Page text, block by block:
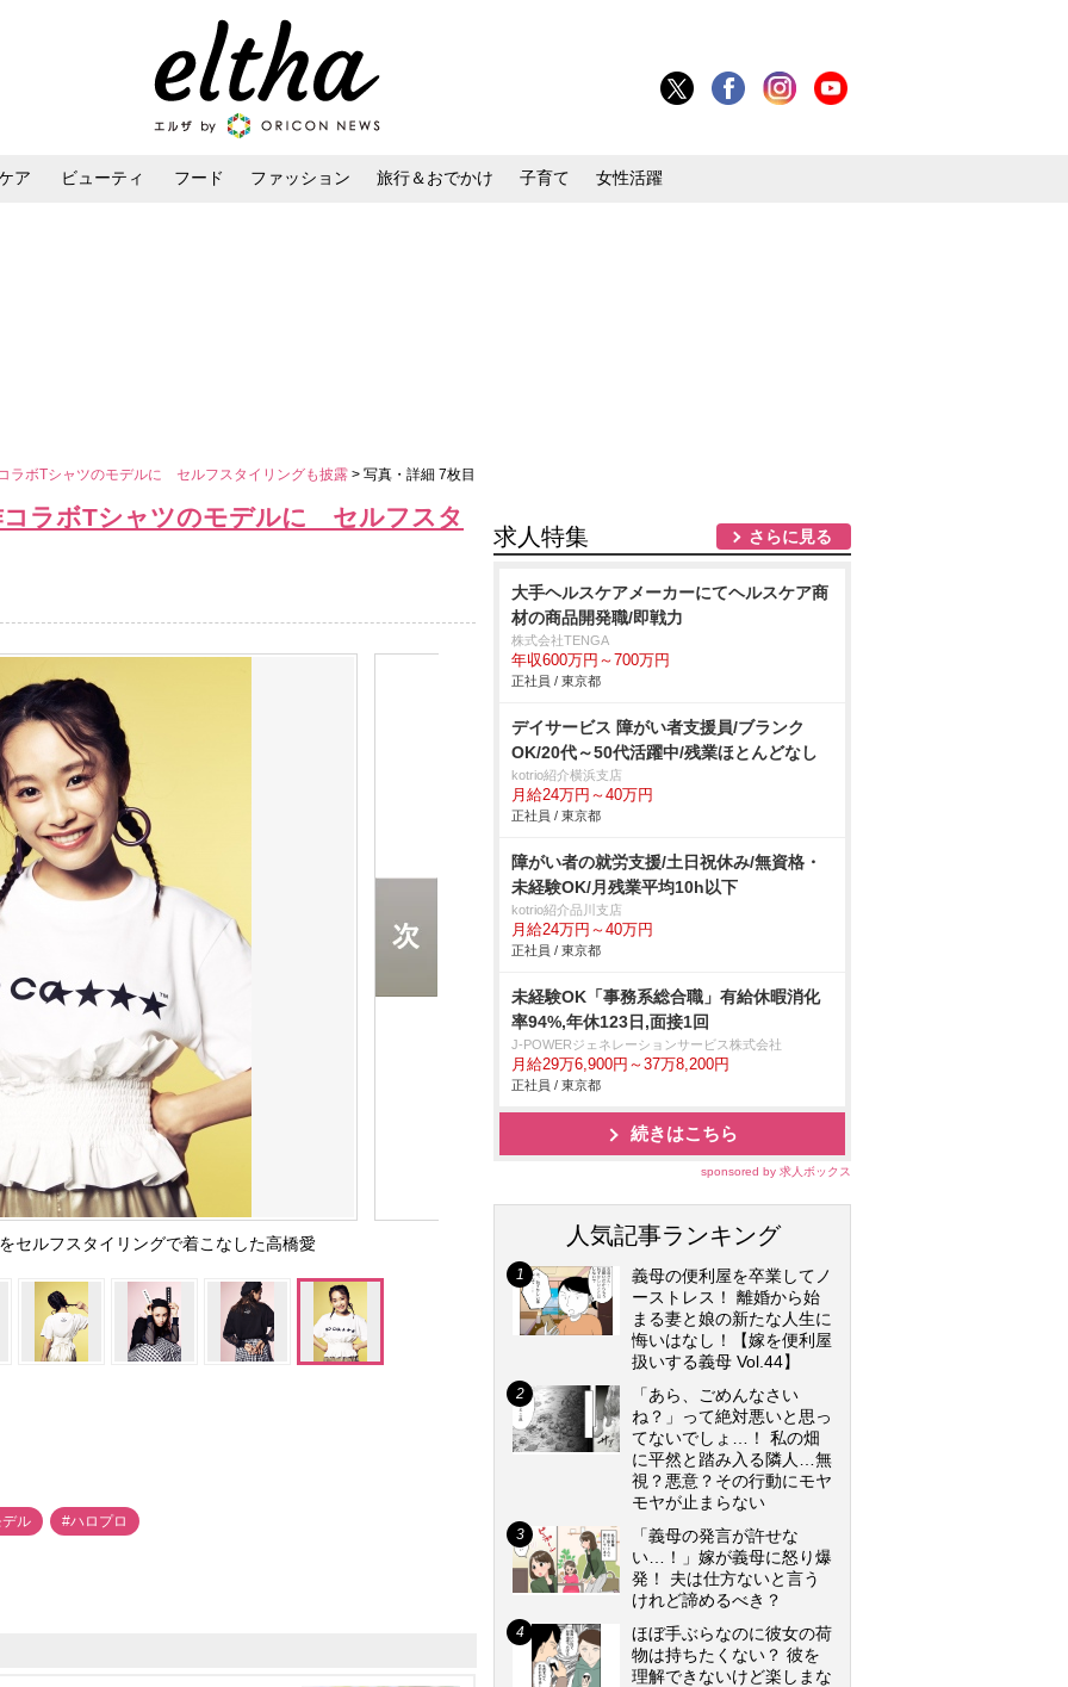
ア ビューティ フード ファッション 旅行＆おでかけ 子育て 女性活躍
ラボTシャツのモデルに セルフスタイリングも披露 > 写真・詳細 7枚目
コラボTシャツのモデルに セルフスタ
セルフスタイリングで着こなした高橋愛
ル #ハロプロ
求人特集 さらに見る
大手ヘルスケアメーカーにてヘルスケア商
材の商品開発職/即戦力
株式会社TENGA
年収600万円～700万円
正社員 / 東京都
デイサービス 障がい者支援員/ブランク
OK/20代～50代活躍中/残業ほとんどなし
kotrio紹介横浜支店
月給24万円～40万円
正社員 / 東京都
障がい者の就労支援/土日祝休み/無資格・
未経験OK/月残業平均10h以下
kotrio紹介品川支店
月給24万円～40万円
正社員 / 東京都
未経験OK「事務系総合職」有給休暇消化
率94%,年休123日,面接1回
J-POWERジェネレーションサービス株式会社
月給29万6,900円～37万8,200円
正社員 / 東京都
続きはこちら
sponsored by 求人ボックス
人気記事ランキング
義母の便利屋を卒業してノ
ーストレス！ 離婚から始
まる妻と娘の新たな人生に
悔いはなし！【嫁を便利屋
扱いする義母 Vol.44】
「あら、ごめんなさい
ね？」って絶対悪いと思っ
てないでしょ…！ 私の畑
に平然と踏み入る隣人…無
視？悪意？その行動にモヤ
モヤが止まらない
「義母の発言が許せな
い…！」嫁が義母に怒り爆
発！ 夫は仕方ないと言う
けれど諦めるべき？
ほぼ手ぶらなのに彼女の荷
物は持ちたくない？ 彼を
理解できないけど楽しまな